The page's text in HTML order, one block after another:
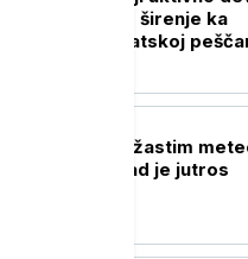
sprečeno širenje ka
u Deliblatskoj
pod narandžastim
Ovaj grad je jutros